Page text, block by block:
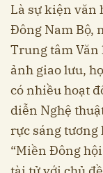
Là sự kiện văn
Đông Nam Bộ,
Trung tâm Văn
ảnh giao lưu,
có nhiều hoạt
diễn Nghệ
rực sáng tương
“Miền Đông